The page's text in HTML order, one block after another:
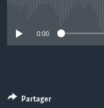
0:00
Partager